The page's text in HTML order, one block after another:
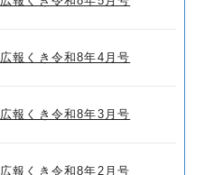
広報くき令和8年4月号
広報くき令和8年3月号
広報くき令和8年2月号